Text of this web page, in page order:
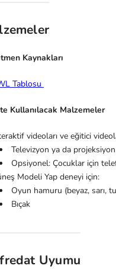
Kaynakları
Tablosu
Kullanılacak Malzemeler
videoları ve eğitici
Televizyon ya da projeksiyon
Opsiyonel: Çocuklar için
Modeli Yap deneyi için:
Oyun hamuru (beyaz, sarı,
Bıçak
Uyumu